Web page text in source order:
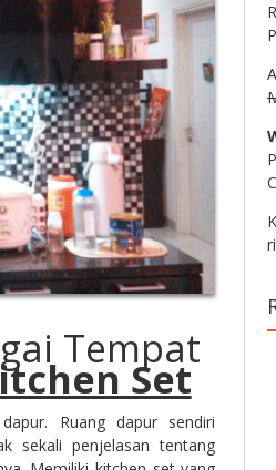
Tempat
Set
Ruang dapur sendiri
sekali penjelasan tentang